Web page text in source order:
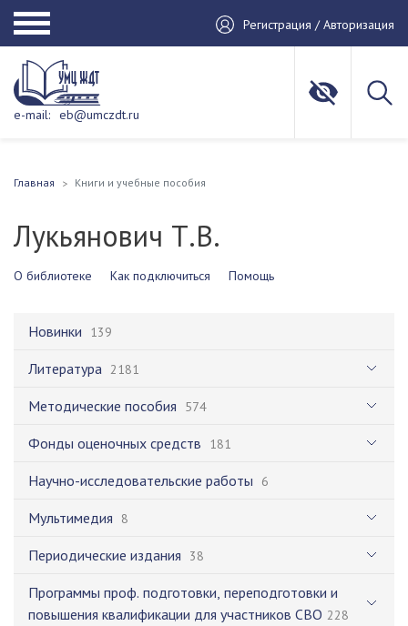
Регистрация / Авторизация
e-mail: eb@umczdt.ru
Главная Книги и учебные пособия
Лукьянович Т.В.
О библиотеке Как подключиться Помощь
Новинки 139
Литература 2181
Методические пособия 574
Фонды оценочных средств 181
Научно-исследовательские работы 6
Мультимедия 8
Периодические издания 38
Программы проф. подготовки, переподготовки и
повышения квалификации для участников СВО 228